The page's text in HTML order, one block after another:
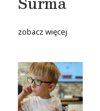
zobacz więcej